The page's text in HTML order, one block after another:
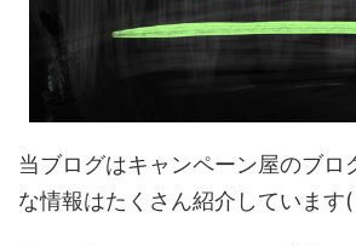
当ブログはキャンペーン屋のブロ
な情報はたくさん紹介しています